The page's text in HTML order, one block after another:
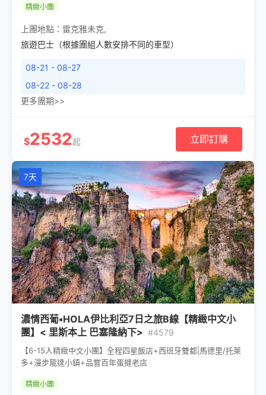
精緻小團
上團地點： 雷克雅未克,
旅遊巴士（根據團組人數安排不同的車型）
08-21 - 08-27
08-22 - 08-28
更多團期>>
$2532起 立即訂購
7天
濃情西葡▪HOLA伊比利亞7日之旅B線【精緻中文小
團】< 里斯本上 巴塞隆納下> #4579
【6-15人精緻中文小團】全程四星飯店+西班牙雙都|馬德里/托萊
多+漫步龍達小鎮+品嘗百年蛋撻老店
精緻小團